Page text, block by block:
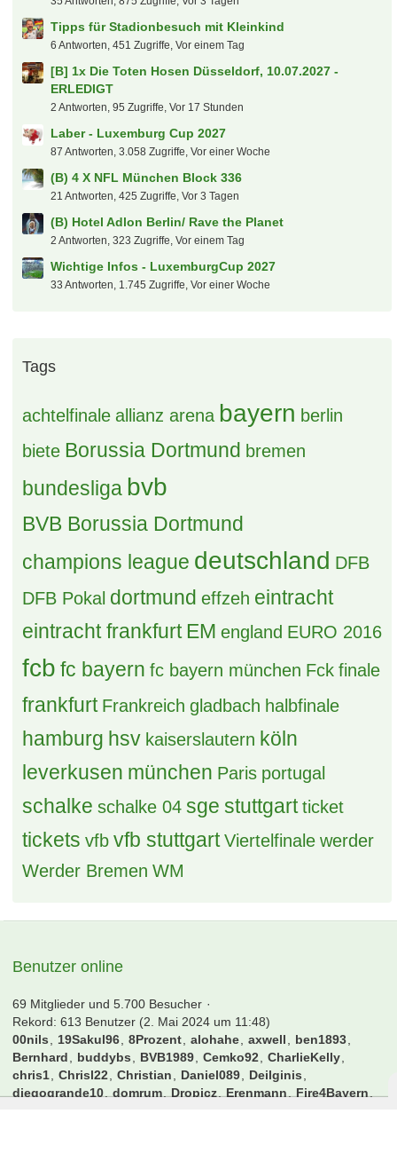
Tipps für Stadionbesuch mit Kleinkind
6 Antworten, 451 Zugriffe, Vor einem Tag
[B] 1x Die Toten Hosen Düsseldorf, 10.07.2027 -
ERLEDIGT
2 Antworten, 95 Zugriffe, Vor 17 Stunden
Laber - Luxemburg Cup 2027
87 Antworten, 3.058 Zugriffe, Vor einer Woche
(B) 4 X NFL München Block 336
21 Antworten, 425 Zugriffe, Vor 3 Tagen
(B) Hotel Adlon Berlin/ Rave the Planet
2 Antworten, 323 Zugriffe, Vor einem Tag
Wichtige Infos - LuxemburgCup 2027
33 Antworten, 1.745 Zugriffe, Vor einer Woche
Tags
achtelfinale allianz arena bayern berlin
biete Borussia Dortmund bremen
bundesliga bvb
BVB Borussia Dortmund
champions league deutschland DFB
DFB Pokal dortmund effzeh eintracht
eintracht frankfurt EM england EURO 2016
fcb fc bayern fc bayern münchen Fck finale
frankfurt Frankreich gladbach halbfinale
hamburg hsv kaiserslautern köln
leverkusen münchen Paris portugal
schalke schalke 04 sge stuttgart ticket
tickets vfb vfb stuttgart Viertelfinale werder
Werder Bremen WM
Benutzer online
69 Mitglieder und 5.700 Besucher
Rekord: 613 Benutzer (2. Mai 2024 um 11:48)
00nils
19Sakul96 8Prozent alohahe axwell
ben1893
Bernhard
buddybs BVB1989 Cemko92
CharlieKelly
chris1
Chrisl22 Christian Daniel089
Deilginis
diegogrande10
domrum Dropicz Erenmann
Fire4Bayern